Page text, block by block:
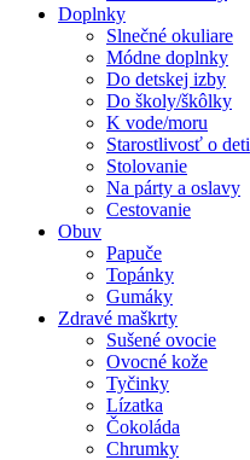
Doplnky
Slnečné okuliare
Módne doplnky
Do detskej izby
Do školy/škôlky
K vode/moru
Starostlivosť o deti
Stolovanie
Na párty a oslavy
Cestovanie
Obuv
Papuče
Topánky
Gumáky
Zdravé maškrty
Sušené ovocie
Ovocné kože
Tyčinky
Lízatka
Čokoláda
Chrumky